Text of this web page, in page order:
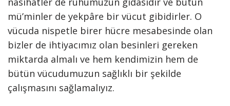
mü’minler de yekpâre bir vücut gibidirler. O
vücuda nispetle birer hücre mesabesinde olan
bizler de ihtiyacımız olan besinleri gereken
miktarda almalı ve hem kendimizin hem de
bütün vücudumuzun sağlıklı bir şekilde
çalışmasını sağlamalıyız.